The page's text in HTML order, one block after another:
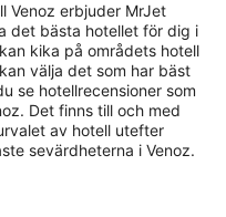
Venoz erbjuder MrJet
det bästa hotellet för dig i
kika på områdets hotell
välja det som har bäst
se hotellrecensioner som
Det finns till och med
av hotell utefter
sevärdheterna i Venoz.